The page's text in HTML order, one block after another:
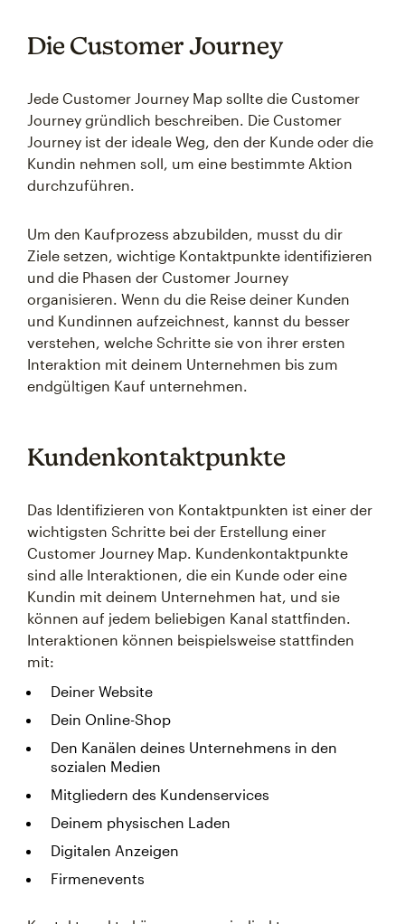
Die Customer Journey
Jede Customer Journey Map sollte die Customer
Journey gründlich beschreiben. Die Customer
Journey ist der ideale Weg, den der Kunde oder die
Kundin nehmen soll, um eine bestimmte Aktion
durchzuführen.
Um den Kaufprozess abzubilden, musst du dir
Ziele setzen, wichtige Kontaktpunkte identifizieren
und die Phasen der Customer Journey
organisieren. Wenn du die Reise deiner Kunden
und Kundinnen aufzeichnest, kannst du besser
verstehen, welche Schritte sie von ihrer ersten
Interaktion mit deinem Unternehmen bis zum
endgültigen Kauf unternehmen.
Kundenkontaktpunkte
Das Identifizieren von Kontaktpunkten ist einer der
wichtigsten Schritte bei der Erstellung einer
Customer Journey Map. Kundenkontaktpunkte
sind alle Interaktionen, die ein Kunde oder eine
Kundin mit deinem Unternehmen hat, und sie
können auf jedem beliebigen Kanal stattfinden.
Interaktionen können beispielsweise stattfinden
mit:
Deiner Website
Dein Online-Shop
Den Kanälen deines Unternehmens in den
sozialen Medien
Mitgliedern des Kundenservices
Deinem physischen Laden
Digitalen Anzeigen
Firmenevents